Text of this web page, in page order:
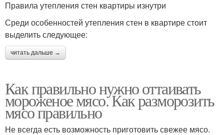
Правила утепления стен квартиры изнутри
Среди особенностей утепления стен в квартире стоит
выделить следующее:
читать дальше →
Как правильно нужно оттаивать
мороженое мясо. Как разморозить
мясо правильно
Не всегда есть возможность приготовить свежее мясо.